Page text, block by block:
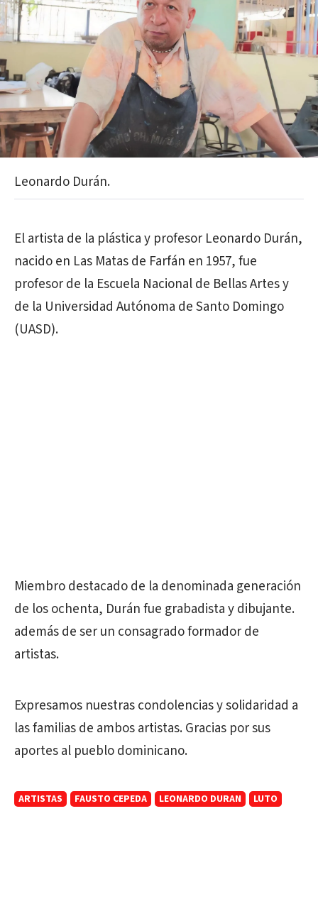
Leonardo Durán.
El artista de la plástica y profesor Leonardo Durán,
nacido en Las Matas de Farfán en 1957, fue
profesor de la Escuela Nacional de Bellas Artes y
de la Universidad Autónoma de Santo Domingo
(UASD).
Miembro destacado de la denominada generación
de los ochenta, Durán fue grabadista y dibujante.
además de ser un consagrado formador de
artistas.
Expresamos nuestras condolencias y solidaridad a
las familias de ambos artistas. Gracias por sus
aportes al pueblo dominicano.
ARTISTAS FAUSTO CEPEDA LEONARDO DURAN LUTO